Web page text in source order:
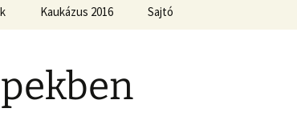
Kaukázus 2016 Sajtó